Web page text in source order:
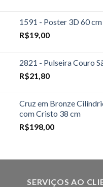
1591 - Poster 3D 60
R$19,00
2821 - Pulseira Couro
R$21,80
Cruz em Bronze
com Cristo 38 cm
R$198,00
SERVIÇOS AO